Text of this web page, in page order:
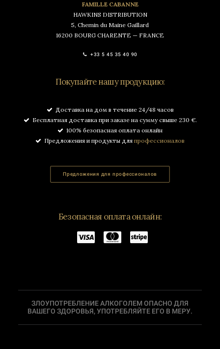
FAMILLE CABANNE
HAWKINS DISTRIBUTION
5, Chemin du Maine Gaillard
16200 BOURG CHARENTE — FRANCE
+33 5 45 35 40 90
Покупайте нашу продукцию:
Доставка на дом в течение 24/48 часов
Бесплатная доставка при заказе на сумму свыше 230 €.
100% безопасная оплата онлайн
Предложения и продукты для профессионалов
Предложения для профессионалов
Безопасная оплата онлайн:
ЗЛОУПОТРЕБЛЕНИЕ АЛКОГОЛЕМ ОПАСНО ДЛЯ
ВАШЕГО ЗДОРОВЬЯ, УПОТРЕБЛЯЙТЕ ЕГО В МЕРУ.